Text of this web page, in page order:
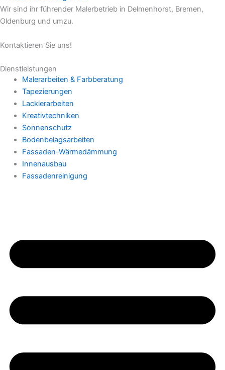
Wir sind ihr führender Malerbetrieb in Delmenhorst, Bremen,
Oldenburg und umzu.
Kontaktieren Sie uns!
Dienstleistungen
Malerarbeiten & Farbberatung
Tapezierungen
Lackierarbeiten
Kreativtechniken
Sonnenschutz
Bodenbelagsarbeiten
Fassaden-Wärmedämmung
Innenausbau
Fassadenreinigung